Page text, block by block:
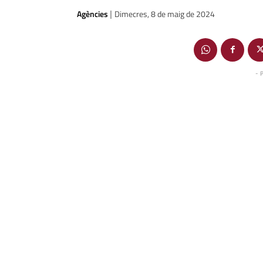
Agències | Dimecres, 8 de maig de 2024
-